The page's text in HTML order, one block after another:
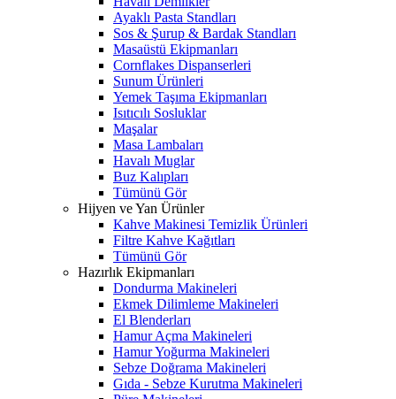
Ayaklı Pasta Standları
Sos & Şurup & Bardak Standları
Masaüstü Ekipmanları
Cornflakes Dispanserleri
Sunum Ürünleri
Yemek Taşıma Ekipmanları
Isıtıcılı Sosluklar
Maşalar
Masa Lambaları
Havalı Muglar
Buz Kalıpları
Tümünü Gör
Hijyen ve Yan Ürünler
Kahve Makinesi Temizlik Ürünleri
Filtre Kahve Kağıtları
Tümünü Gör
Hazırlık Ekipmanları
Dondurma Makineleri
Ekmek Dilimleme Makineleri
El Blenderları
Hamur Açma Makineleri
Hamur Yoğurma Makineleri
Sebze Doğrama Makineleri
Gıda - Sebze Kurutma Makineleri